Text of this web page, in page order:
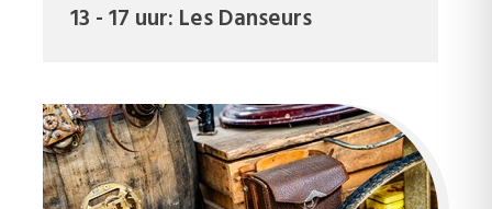
13 - 17 uur: Les Danseurs